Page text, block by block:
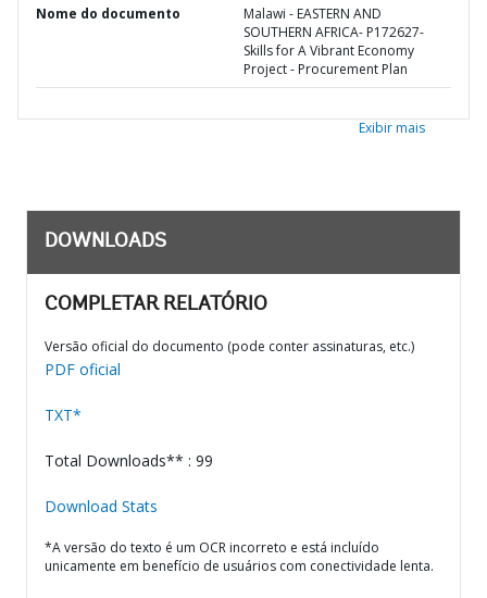
Nome do documento
Malawi - EASTERN AND
SOUTHERN AFRICA- P172627-
Skills for A Vibrant Economy
Project - Procurement Plan
Exibir mais
DOWNLOADS
COMPLETAR RELATÓRIO
Versão oficial do documento (pode conter assinaturas, etc.)
PDF oficial
TXT*
Total Downloads** : 99
Download Stats
*A versão do texto é um OCR incorreto e está incluído
unicamente em benefício de usuários com conectividade lenta.